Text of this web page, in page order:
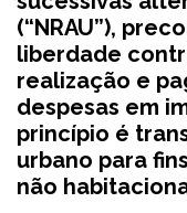
(“NRAU”),
liberdade
realização e
despesas em
princípio é
urbano para
não